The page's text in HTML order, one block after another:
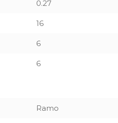
0.27
16
6
6
Ramo